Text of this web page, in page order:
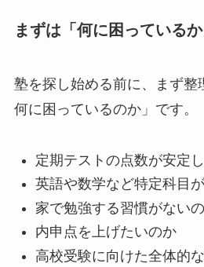
まずは「何に困っている
塾を探し始める前に、まず整
何に困っているのか」です。
定期テストの点数が安定
英語や数学など特定科目
家で勉強する習慣がない
内申点を上げたいのか
高校受験に向けた全体的